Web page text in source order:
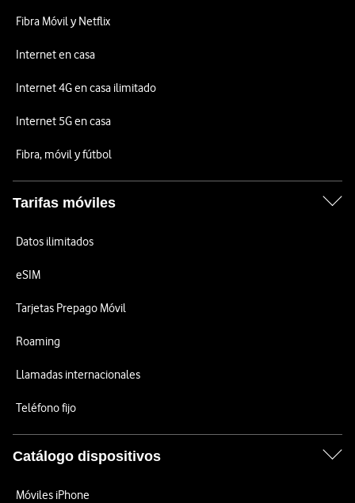
Fibra Móvil y Netflix
Internet en casa
Internet 4G en casa ilimitado
Internet 5G en casa
Fibra, móvil y fútbol
Tarifas móviles
Datos ilimitados
eSIM
Tarjetas Prepago Móvil
Roaming
Llamadas internacionales
Teléfono fijo
Catálogo dispositivos
Móviles iPhone